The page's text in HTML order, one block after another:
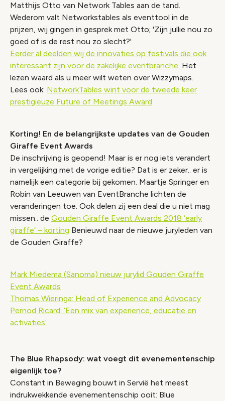
Matthijs Otto van Network Tables aan de tand.
Wederom valt Networkstables als eventtool in de
prijzen, wij gingen in gesprek met Otto; 'Zijn jullie nou zo
goed of is de rest nou zo slecht?'
Eerder al deelden wij de innovaties op festivals die ook
interessant zijn voor de zakelijke eventbranche. Het
lezen waard als u meer wilt weten over Wizzymaps.
Lees ook: NetworkTables wint voor de tweede keer
prestigieuze Future of Meetings Award
Korting! En de belangrijkste updates van de Gouden
Giraffe Event Awards
De inschrijving is geopend! Maar is er nog iets verandert
in vergelijking met de vorige editie? Dat is er zeker.. er is
namelijk een categorie bij gekomen. Maartje Springer en
Robin van Leeuwen van EventBranche lichten de
veranderingen toe. Ook delen zij een deal die u niet mag
missen.. de Gouden Giraffe Event Awards 2018 ‘early
giraffe’ – korting Benieuwd naar de nieuwe juryleden van
de Gouden Giraffe?
Mark Miedema (Sanoma) nieuw jurylid Gouden Giraffe
Event Awards
Thomas Wieringa: Head of Experience and Advocacy
Pernod Ricard: ‘Een mix van experience, educatie en
activaties’
The Blue Rhapsody: wat voegt dit evenementenschip
eigenlijk toe?
Constant in Beweging bouwt in Servië het meest
indrukwekkende evenementenschip ooit: Blue